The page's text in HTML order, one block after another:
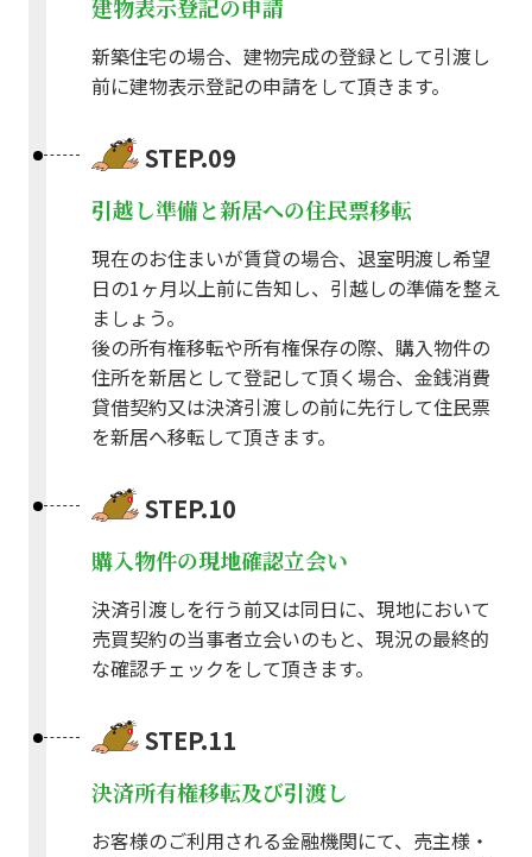
建物表示登記の申請
新築住宅の場合、建物完成の登録として引渡し
前に建物表示登記の申請をして頂きます。
STEP.09
引越し準備と新居への住民票移転
現在のお住まいが賃貸の場合、退室明渡し希望
日の1ヶ月以上前に告知し、引越しの準備を整え
ましょう。
後の所有権移転や所有権保存の際、購入物件の
住所を新居として登記して頂く場合、金銭消費
貸借契約又は決済引渡しの前に先行して住民票
を新居へ移転して頂きます。
STEP.10
購入物件の現地確認立会い
決済引渡しを行う前又は同日に、現地において
売買契約の当事者立会いのもと、現況の最終的
な確認チェックをして頂きます。
STEP.11
決済所有権移転及び引渡し
お客様のご利用される金融機関にて、売主様・